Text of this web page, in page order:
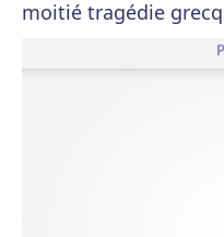
moitié tragédie